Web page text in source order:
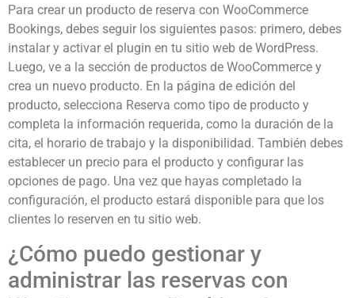
Para crear un producto de reserva con WooCommerce
Bookings, debes seguir los siguientes pasos: primero, debes
instalar y activar el plugin en tu sitio web de WordPress.
Luego, ve a la sección de productos de WooCommerce y
crea un nuevo producto. En la página de edición del
producto, selecciona Reserva como tipo de producto y
completa la información requerida, como la duración de la
cita, el horario de trabajo y la disponibilidad. También debes
establecer un precio para el producto y configurar las
opciones de pago. Una vez que hayas completado la
configuración, el producto estará disponible para que los
clientes lo reserven en tu sitio web.
¿Cómo puedo gestionar y
administrar las reservas con